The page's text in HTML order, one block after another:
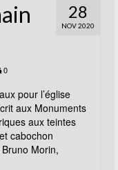
28
NOV 2020
0
pour l’église
aux Monuments
aux teintes
cabochon
Morin,